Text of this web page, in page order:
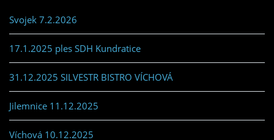
Svojek 7.2.2026
17.1.2025 ples SDH Kundratice
31.12.2025 SILVESTR BISTRO VÍCHOVÁ
Jilemnice 11.12.2025
Víchová 10.12.2025